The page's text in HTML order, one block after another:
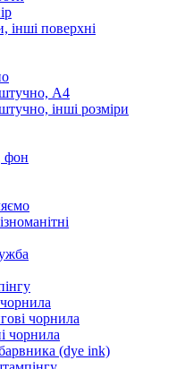
інші поверхні
А4
інші розміри
фон
чорнила
чорнила
(dye ink)